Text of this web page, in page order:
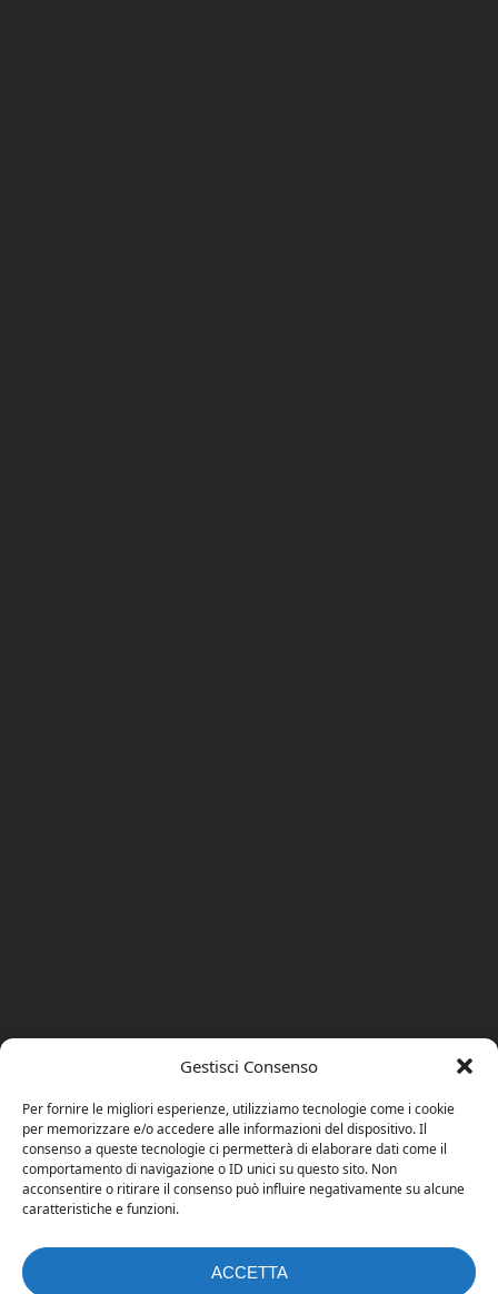
Gestisci Consenso
Per fornire le migliori esperienze, utilizziamo tecnologie come i cookie
per memorizzare e/o accedere alle informazioni del dispositivo. Il
consenso a queste tecnologie ci permetterà di elaborare dati come il
comportamento di navigazione o ID unici su questo sito. Non
acconsentire o ritirare il consenso può influire negativamente su alcune
caratteristiche e funzioni.
ACCETTA